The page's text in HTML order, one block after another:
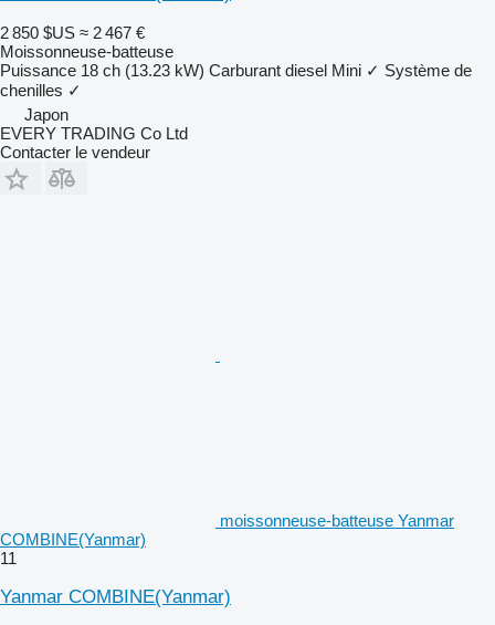
2 850 $US ≈ 2 467 €
Moissonneuse-batteuse
Puissance 18 ch (13.23 kW) Carburant diesel Mini ✓ Système de
chenilles ✓
Japon
EVERY TRADING Co Ltd
Contacter le vendeur
moissonneuse-batteuse Yanmar
COMBINE(Yanmar)
11
Yanmar COMBINE(Yanmar)